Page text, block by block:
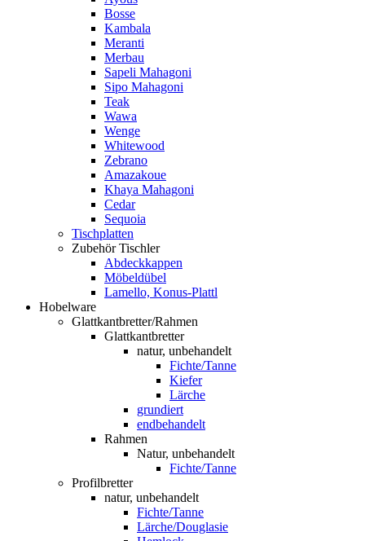
Bosse
Kambala
Meranti
Merbau
Sapeli Mahagoni
Sipo Mahagoni
Teak
Wawa
Wenge
Whitewood
Zebrano
Amazakoue
Khaya Mahagoni
Cedar
Sequoia
Tischplatten
Zubehör Tischler
Abdeckkappen
Möbeldübel
Lamello, Konus-Plattl
Hobelware
Glattkantbretter/Rahmen
Glattkantbretter
natur, unbehandelt
Fichte/Tanne
Kiefer
Lärche
grundiert
endbehandelt
Rahmen
Natur, unbehandelt
Fichte/Tanne
Profilbretter
natur, unbehandelt
Fichte/Tanne
Lärche/Douglasie